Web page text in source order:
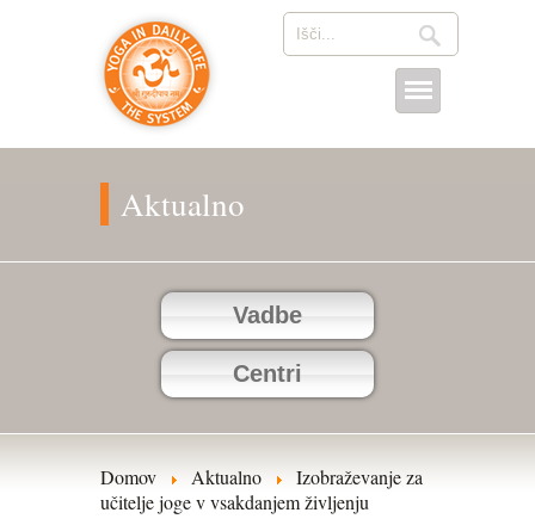
Aktualno
Vadbe
Centri
Domov Aktualno
Izobraževanje za
učitelje joge v vsakdanjem življenju